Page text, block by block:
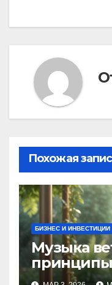
Похожая
БИЗНЕС И ИНВЕСТИЦИИ
Музыка
принципы